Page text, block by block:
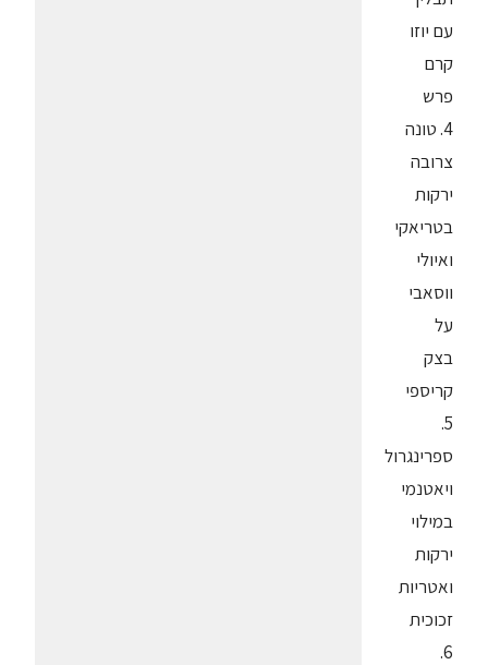
עם יוזו
קרם
פרש
4. טונה
צרובה
ירקות
בטריאקי
ואיולי
ווסאבי
על
בצק
קריספי
5.
ספרינגרול
ויאטנמי
במילוי
ירקות
ואטריות
זכוכית
6.